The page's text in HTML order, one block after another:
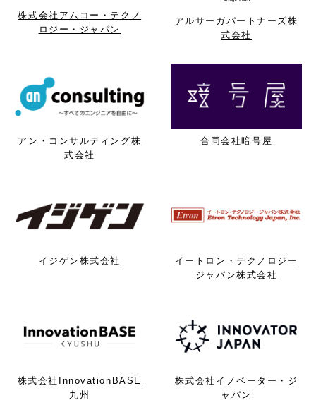
株式会社アムコー・テクノ
ロジー・ジャパン
アルサーガパートナーズ株
式会社
アン・コンサルティング株
式会社
合同会社暗号屋
イジゲン株式会社
イートロン・テクノロジー
ジャパン株式会社
株式会社InnovationBASE
九州
株式会社イノベーター・ジ
ャパン